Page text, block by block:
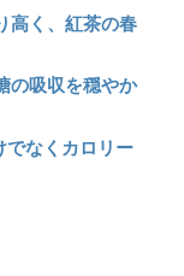
高く、紅茶の春
の吸収を穏やか
でなくカロリー